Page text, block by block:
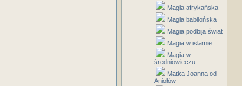
Magia afrykańska
Magia babilońska
Magia podbija świat
Magia w islamie
Magia w
średniowieczu
Matka Joanna od
Aniołów